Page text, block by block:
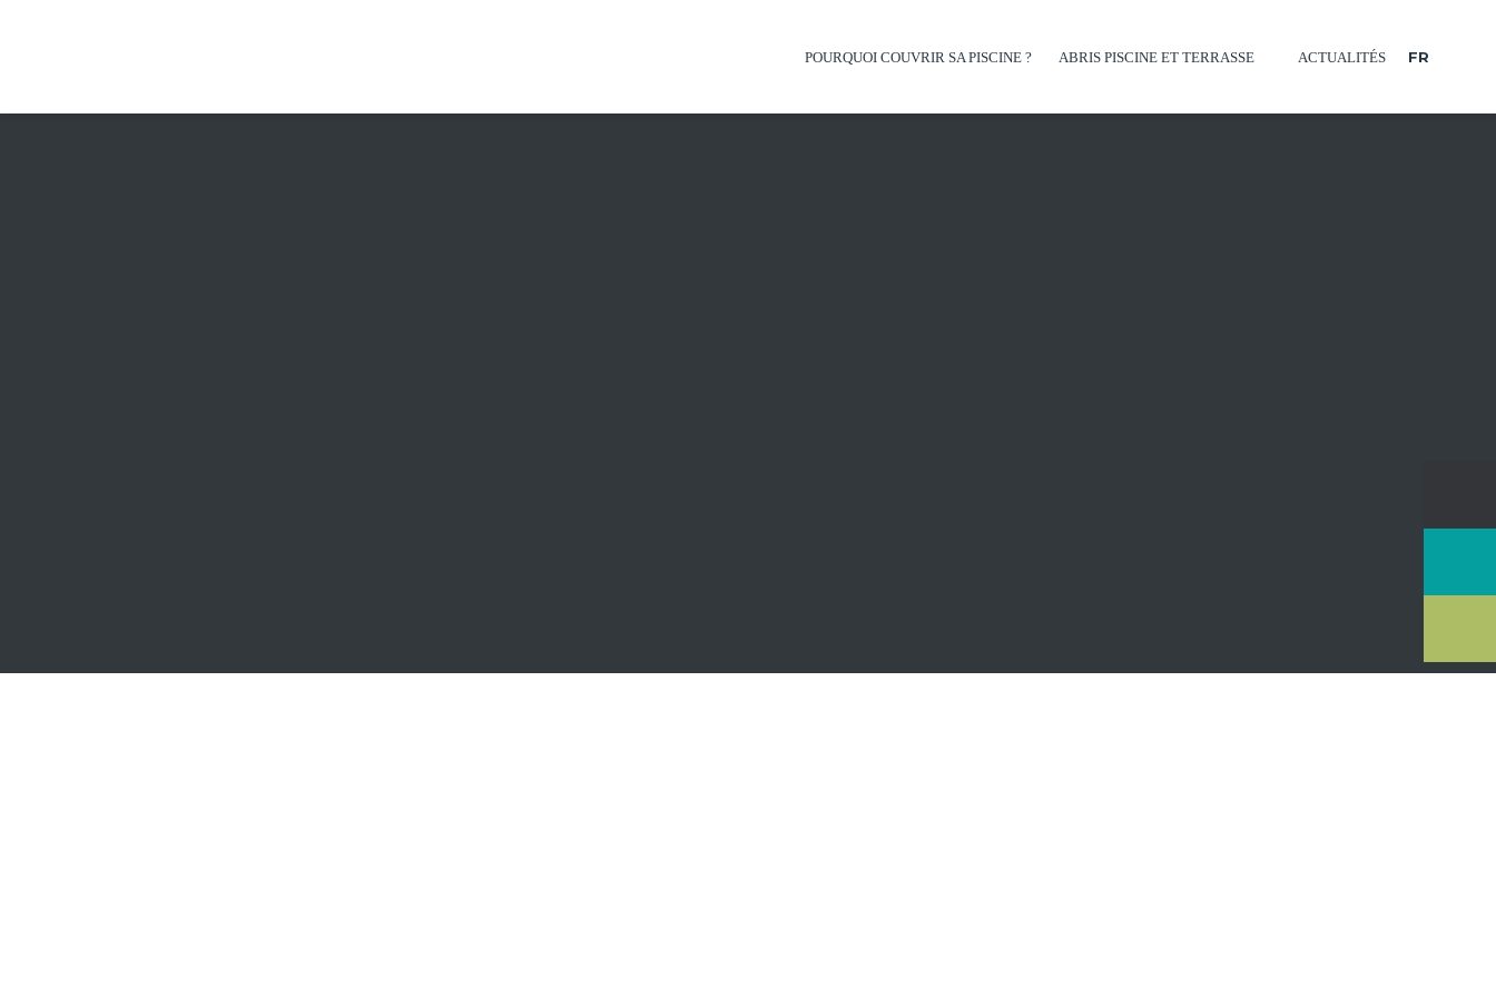
FR
POURQUOI COUVRIR SA PISCINE ? ABRIS PISCINE ET TERRASSE ACTUALITÉS